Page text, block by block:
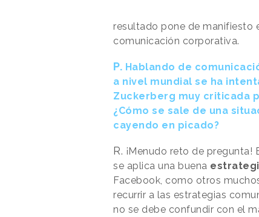
resultado pone de manifiesto
comunicación corporativa.
P. Hablando de
a nivel mundial se ha
Zuckerberg muy criticada
¿Cómo se sale de una
cayendo en picado?
R. ¡Menudo reto de pregunta!
se aplica una buena
Facebook, como otros
recurrir a las estrategias
no se debe confundir con el